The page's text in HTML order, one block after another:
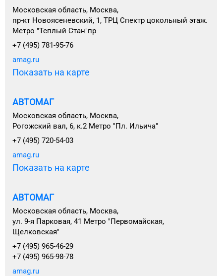
Московская область, Москва,
пр-кт Новоясеневский, 1, ТРЦ Спектр цокольный этаж.
Метро "Теплый Стан"пр
+7 (495) 781-95-76
amag.ru
Показать на карте
АВТОМАГ
Московская область, Москва,
Рогожский вал, 6, к.2 Метро "Пл. Ильича"
+7 (495) 720-54-03
amag.ru
Показать на карте
АВТОМАГ
Московская область, Москва,
ул. 9-я Парковая, 41 Метро "Первомайская,
Щелковская"
+7 (495) 965-46-29
+7 (495) 965-98-78
amag.ru